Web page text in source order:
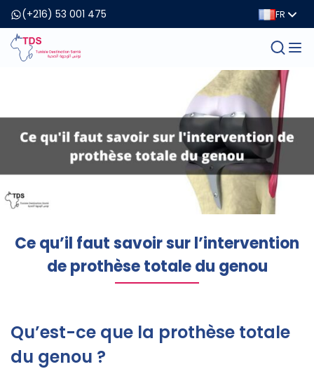
(+216) 53 001 475 FR
Ce qu’il faut savoir sur l’intervention
de prothèse totale du genou
Qu’est-ce que la prothèse totale
du genou ?